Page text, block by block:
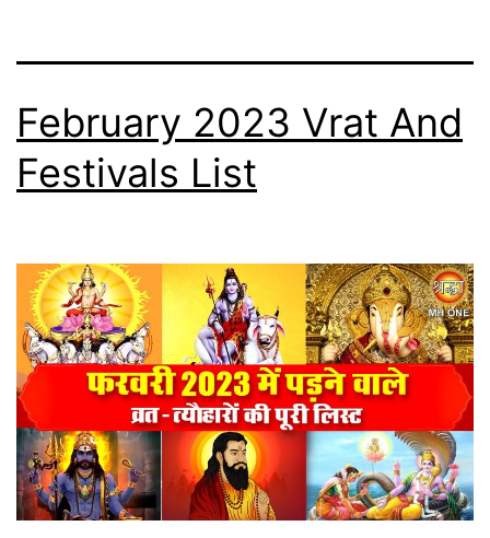
February 2023 Vrat And
Festivals List